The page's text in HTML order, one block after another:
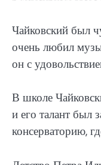
Чайковский был
очень любил
он с
В школе
и его талант был
консерваторию,